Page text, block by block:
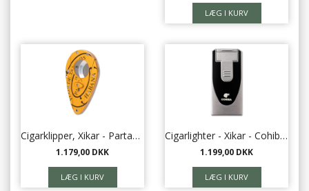
Cigarklipper, Xikar - Partagas
1.179,00 DKK
Cigarlighter - Xikar - Cohiba Behike
1.199,00 DKK